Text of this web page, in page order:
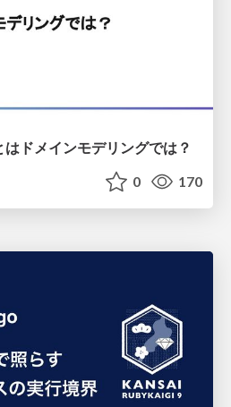
ドメインモデリングでは？
0 170